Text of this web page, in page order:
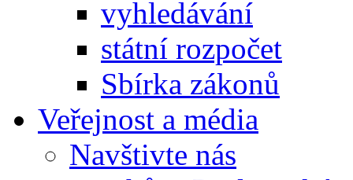
vyhledávání
státní rozpočet
Sbírka zákonů
Veřejnost a média
Navštivte nás